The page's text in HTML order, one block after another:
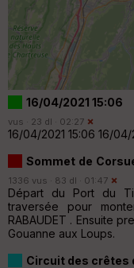
16/04/2021 15:06
vus · 23 dl · 02:27
16/04/2021 15:06 16/04/
Sommet de
1336 vus · 83 dl · 01:47
Départ du Port du
traversée pour
RABAUDET . Ensuite
Gouanne aux Loups.
Circuit des crêtes